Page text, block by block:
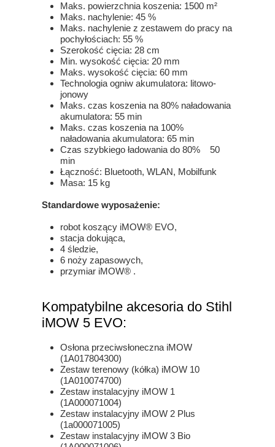
Maks. powierzchnia koszenia: 1500 m²
Maks. nachylenie: 45 %
Maks. nachylenie z zestawem do pracy na
pochyłościach: 55 %
Szerokość cięcia: 28 cm
Min. wysokość cięcia: 20 mm
Maks. wysokość cięcia: 60 mm
Technologia ogniw akumulatora: litowo-
jonowy
Maks. czas koszenia na 80% naładowania
akumulatora: 55 min
Maks. czas koszenia na 100%
naładowania akumulatora: 65 min
Czas szybkiego ładowania do 80% 50
min
Łączność: Bluetooth, WLAN, Mobilfunk
Masa: 15 kg
Standardowe wyposażenie:
robot koszący iMOW® EVO,
stacja dokująca,
4 śledzie,
6 noży zapasowych,
przymiar iMOW® .
Kompatybilne akcesoria do Stihl
iMOW 5 EVO:
Osłona przeciwsłoneczna iMOW
(1A017804300)
Zestaw terenowy (kółka) iMOW 10
(1A010074700)
Zestaw instalacyjny iMOW 1
(1A000071004)
Zestaw instalacyjny iMOW 2 Plus
(1a000071005)
Zestaw instalacyjny iMOW 3 Bio